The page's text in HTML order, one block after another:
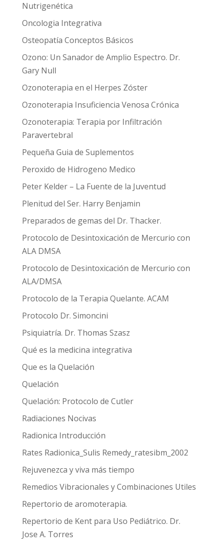
Nutrigenética
Oncologia Integrativa
Osteopatía Conceptos Básicos
Ozono: Un Sanador de Amplio Espectro. Dr.
Gary Null
Ozonoterapia en el Herpes Zóster
Ozonoterapia Insuficiencia Venosa Crónica
Ozonoterapia: Terapia por Infiltración
Paravertebral
Pequeña Guia de Suplementos
Peroxido de Hidrogeno Medico
Peter Kelder – La Fuente de la Juventud
Plenitud del Ser. Harry Benjamin
Preparados de gemas del Dr. Thacker.
Protocolo de Desintoxicación de Mercurio con
ALA DMSA
Protocolo de Desintoxicación de Mercurio con
ALA/DMSA
Protocolo de la Terapia Quelante. ACAM
Protocolo Dr. Simoncini
Psiquiatría. Dr. Thomas Szasz
Qué es la medicina integrativa
Que es la Quelación
Quelación
Quelación: Protocolo de Cutler
Radiaciones Nocivas
Radionica Introducción
Rates Radionica_Sulis Remedy_ratesibm_2002
Rejuvenezca y viva más tiempo
Remedios Vibracionales y Combinaciones Utiles
Repertorio de aromoterapia.
Repertorio de Kent para Uso Pediátrico. Dr.
Jose A. Torres